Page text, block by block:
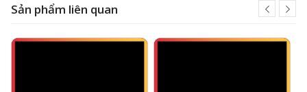
Sản phẩm liên quan